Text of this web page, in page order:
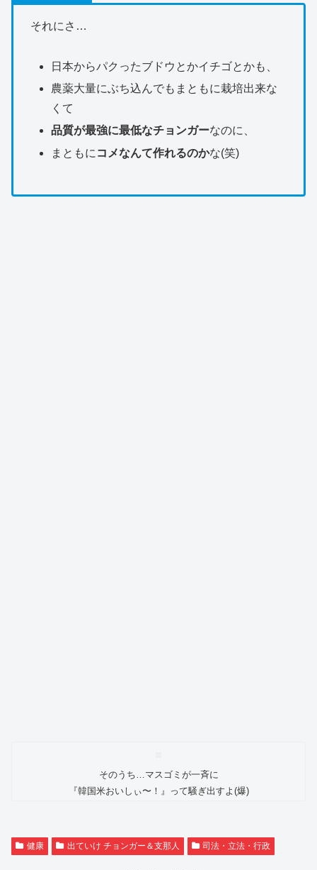
それにさ…
日本からパクったブドウとかイチゴとかも、
農薬大量にぶち込んでもまともに栽培出来な
くて
品質が最強に最低なチョンガーなのに、
まともに コメなんて作れるのかな(笑)
そのうち…マスゴミが一斉に
『韓国米おいしぃ〜！』って騒ぎ出すよ(爆)
健康 出ていけ チョンガー＆支那人 司法・立法・行政